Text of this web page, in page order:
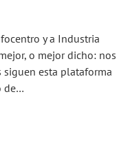
y a Industria
o mejor dicho: nos
siguen esta plataforma
de…